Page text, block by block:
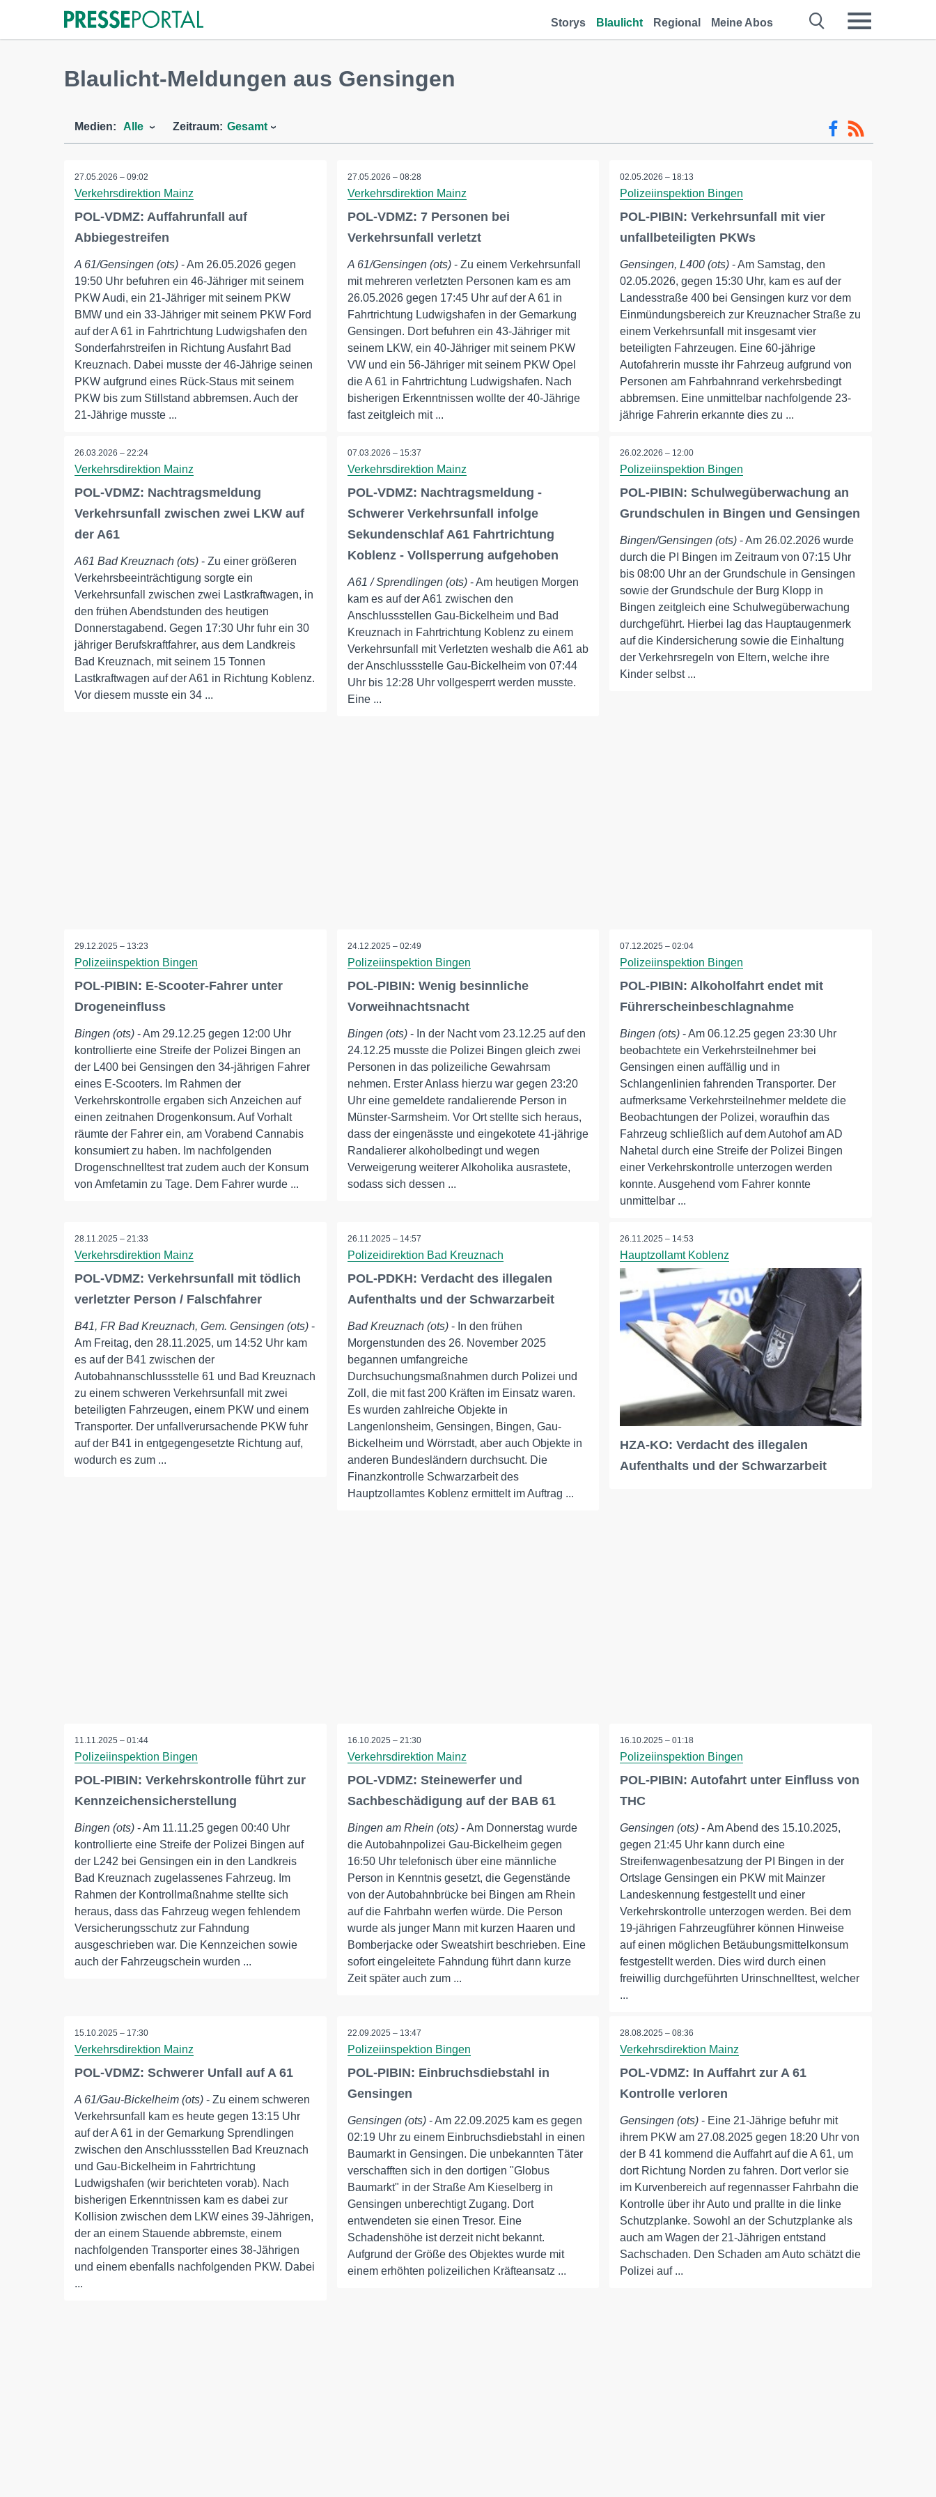
Storys Blaulicht Regional Meine Abos
Blaulicht-Meldungen aus Gensingen
Medien: Alle Zeitraum: Gesamt
27.05.2026 – 09:02
Verkehrsdirektion Mainz
POL-VDMZ: Auffahrunfall auf
Abbiegestreifen
A 61/Gensingen (ots) - Am 26.05.2026 gegen
19:50 Uhr befuhren ein 46-Jähriger mit seinem
PKW Audi, ein 21-Jähriger mit seinem PKW
BMW und ein 33-Jähriger mit seinem PKW Ford
auf der A 61 in Fahrtrichtung Ludwigshafen den
Sonderfahrstreifen in Richtung Ausfahrt Bad
Kreuznach. Dabei musste der 46-Jährige seinen
PKW aufgrund eines Rück-Staus mit seinem
PKW bis zum Stillstand abbremsen. Auch der
21-Jährige musste ...
27.05.2026 – 08:28
Verkehrsdirektion Mainz
POL-VDMZ: 7 Personen bei
Verkehrsunfall verletzt
A 61/Gensingen (ots)- Zu einem Verkehrsunfall
mit mehreren verletzten Personen kam es am
26.05.2026 gegen 17:45 Uhr auf der A 61 in
Fahrtrichtung Ludwigshafen in der Gemarkung
Gensingen. Dort befuhren ein 43-Jähriger mit
seinem LKW, ein 40-Jähriger mit seinem PKW
VW und ein 56-Jähriger mit seinem PKW Opel
die A 61 in Fahrtrichtung Ludwigshafen. Nach
bisherigen Erkenntnissen wollte der 40-Jährige
fast zeitgleich mit ...
02.05.2026 – 18:13
Polizeiinspektion Bingen
POL-PIBIN: Verkehrsunfall mit vier
unfallbeteiligten PKWs
Gensingen, L400 (ots) - Am Samstag, den
02.05.2026, gegen 15:30 Uhr, kam es auf der
Landesstraße 400 bei Gensingen kurz vor dem
Einmündungsbereich zur Kreuznacher Straße zu
einem Verkehrsunfall mit insgesamt vier
beteiligten Fahrzeugen. Eine 60-jährige
Autofahrerin musste ihr Fahrzeug aufgrund von
Personen am Fahrbahnrand verkehrsbedingt
abbremsen. Eine unmittelbar nachfolgende 23-
jährige Fahrerin erkannte dies zu ...
26.03.2026 – 22:24
Verkehrsdirektion Mainz
POL-VDMZ: Nachtragsmeldung
Verkehrsunfall zwischen zwei LKW auf
der A61
A61 Bad Kreuznach (ots) - Zu einer größeren
Verkehrsbeeinträchtigung sorgte ein
Verkehrsunfall zwischen zwei Lastkraftwagen, in
den frühen Abendstunden des heutigen
Donnerstagabend. Gegen 17:30 Uhr fuhr ein 30
jähriger Berufskraftfahrer, aus dem Landkreis
Bad Kreuznach, mit seinem 15 Tonnen
Lastkraftwagen auf der A61 in Richtung Koblenz.
Vor diesem musste ein 34 ...
07.03.2026 – 15:37
Verkehrsdirektion Mainz
POL-VDMZ: Nachtragsmeldung -
Schwerer Verkehrsunfall infolge
Sekundenschlaf A61 Fahrtrichtung
Koblenz - Vollsperrung aufgehoben
A61 / Sprendlingen (ots)- Am heutigen Morgen
kam es auf der A61 zwischen den
Anschlussstellen Gau-Bickelheim und Bad
Kreuznach in Fahrtrichtung Koblenz zu einem
Verkehrsunfall mit Verletzten weshalb die A61 ab
der Anschlussstelle Gau-Bickelheim von 07:44
Uhr bis 12:28 Uhr vollgesperrt werden musste.
Eine ...
26.02.2026 – 12:00
Polizeiinspektion Bingen
POL-PIBIN: Schulwegüberwachung an
Grundschulen in Bingen und Gensingen
Bingen/Gensingen (ots) - Am 26.02.2026 wurde
durch die PI Bingen im Zeitraum von 07:15 Uhr
bis 08:00 Uhr an der Grundschule in Gensingen
sowie der Grundschule der Burg Klopp in
Bingen zeitgleich eine Schulwegüberwachung
durchgeführt. Hierbei lag das Hauptaugenmerk
auf die Kindersicherung sowie die Einhaltung
der Verkehrsregeln von Eltern, welche ihre
Kinder selbst ...
29.12.2025 – 13:23
Polizeiinspektion Bingen
POL-PIBIN: E-Scooter-Fahrer unter
Drogeneinfluss
Bingen (ots) - Am 29.12.25 gegen 12:00 Uhr
kontrollierte eine Streife der Polizei Bingen an
der L400 bei Gensingen den 34-jährigen Fahrer
eines E-Scooters. Im Rahmen der
Verkehrskontrolle ergaben sich Anzeichen auf
einen zeitnahen Drogenkonsum. Auf Vorhalt
räumte der Fahrer ein, am Vorabend Cannabis
konsumiert zu haben. Im nachfolgenden
Drogenschnelltest trat zudem auch der Konsum
von Amfetamin zu Tage. Dem Fahrer wurde ...
24.12.2025 – 02:49
Polizeiinspektion Bingen
POL-PIBIN: Wenig besinnliche
Vorweihnachtsnacht
Bingen (ots)- In der Nacht vom 23.12.25 auf den
24.12.25 musste die Polizei Bingen gleich zwei
Personen in das polizeiliche Gewahrsam
nehmen. Erster Anlass hierzu war gegen 23:20
Uhr eine gemeldete randalierende Person in
Münster-Sarmsheim. Vor Ort stellte sich heraus,
dass der eingenässte und eingekotete 41-jährige
Randalierer alkoholbedingt und wegen
Verweigerung weiterer Alkoholika ausrastete,
sodass sich dessen ...
07.12.2025 – 02:04
Polizeiinspektion Bingen
POL-PIBIN: Alkoholfahrt endet mit
Führerscheinbeschlagnahme
Bingen (ots) - Am 06.12.25 gegen 23:30 Uhr
beobachtete ein Verkehrsteilnehmer bei
Gensingen einen auffällig und in
Schlangenlinien fahrenden Transporter. Der
aufmerksame Verkehrsteilnehmer meldete die
Beobachtungen der Polizei, woraufhin das
Fahrzeug schließlich auf dem Autohof am AD
Nahetal durch eine Streife der Polizei Bingen
einer Verkehrskontrolle unterzogen werden
konnte. Ausgehend vom Fahrer konnte
unmittelbar ...
28.11.2025 – 21:33
Verkehrsdirektion Mainz
POL-VDMZ: Verkehrsunfall mit tödlich
verletzter Person / Falschfahrer
B41, FR Bad Kreuznach, Gem. Gensingen (ots) -
Am Freitag, den 28.11.2025, um 14:52 Uhr kam
es auf der B41 zwischen der
Autobahnanschlussstelle 61 und Bad Kreuznach
zu einem schweren Verkehrsunfall mit zwei
beteiligten Fahrzeugen, einem PKW und einem
Transporter. Der unfallverursachende PKW fuhr
auf der B41 in entgegengesetzte Richtung auf,
wodurch es zum ...
26.11.2025 – 14:57
Polizeidirektion Bad Kreuznach
POL-PDKH: Verdacht des illegalen
Aufenthalts und der Schwarzarbeit
Bad Kreuznach (ots)- In den frühen
Morgenstunden des 26. November 2025
begannen umfangreiche
Durchsuchungsmaßnahmen durch Polizei und
Zoll, die mit fast 200 Kräften im Einsatz waren.
Es wurden zahlreiche Objekte in
Langenlonsheim, Gensingen, Bingen, Gau-
Bickelheim und Wörrstadt, aber auch Objekte in
anderen Bundesländern durchsucht. Die
Finanzkontrolle Schwarzarbeit des
Hauptzollamtes Koblenz ermittelt im Auftrag ...
26.11.2025 – 14:53
Hauptzollamt Koblenz
HZA-KO: Verdacht des illegalen
Aufenthalts und der Schwarzarbeit
11.11.2025 – 01:44
Polizeiinspektion Bingen
POL-PIBIN: Verkehrskontrolle führt zur
Kennzeichensicherstellung
Bingen (ots) - Am 11.11.25 gegen 00:40 Uhr
kontrollierte eine Streife der Polizei Bingen auf
der L242 bei Gensingen ein in den Landkreis
Bad Kreuznach zugelassenes Fahrzeug. Im
Rahmen der Kontrollmaßnahme stellte sich
heraus, dass das Fahrzeug wegen fehlendem
Versicherungsschutz zur Fahndung
ausgeschrieben war. Die Kennzeichen sowie
auch der Fahrzeugschein wurden ...
16.10.2025 – 21:30
Verkehrsdirektion Mainz
POL-VDMZ: Steinewerfer und
Sachbeschädigung auf der BAB 61
Bingen am Rhein (ots)- Am Donnerstag wurde
die Autobahnpolizei Gau-Bickelheim gegen
16:50 Uhr telefonisch über eine männliche
Person in Kenntnis gesetzt, die Gegenstände
von der Autobahnbrücke bei Bingen am Rhein
auf die Fahrbahn werfen würde. Die Person
wurde als junger Mann mit kurzen Haaren und
Bomberjacke oder Sweatshirt beschrieben. Eine
sofort eingeleitete Fahndung führt dann kurze
Zeit später auch zum ...
16.10.2025 – 01:18
Polizeiinspektion Bingen
POL-PIBIN: Autofahrt unter Einfluss von
THC
Gensingen (ots) - Am Abend des 15.10.2025,
gegen 21:45 Uhr kann durch eine
Streifenwagenbesatzung der PI Bingen in der
Ortslage Gensingen ein PKW mit Mainzer
Landeskennung festgestellt und einer
Verkehrskontrolle unterzogen werden. Bei dem
19-jährigen Fahrzeugführer können Hinweise
auf einen möglichen Betäubungsmittelkonsum
festgestellt werden. Dies wird durch einen
freiwillig durchgeführten Urinschnelltest, welcher
...
15.10.2025 – 17:30
Verkehrsdirektion Mainz
POL-VDMZ: Schwerer Unfall auf A 61
A 61/Gau-Bickelheim (ots) - Zu einem schweren
Verkehrsunfall kam es heute gegen 13:15 Uhr
auf der A 61 in der Gemarkung Sprendlingen
zwischen den Anschlussstellen Bad Kreuznach
und Gau-Bickelheim in Fahrtrichtung
Ludwigshafen (wir berichteten vorab). Nach
bisherigen Erkenntnissen kam es dabei zur
Kollision zwischen dem LKW eines 39-Jährigen,
der an einem Stauende abbremste, einem
nachfolgenden Transporter eines 38-Jährigen
und einem ebenfalls nachfolgenden PKW. Dabei
...
22.09.2025 – 13:47
Polizeiinspektion Bingen
POL-PIBIN: Einbruchsdiebstahl in
Gensingen
Gensingen (ots)- Am 22.09.2025 kam es gegen
02:19 Uhr zu einem Einbruchsdiebstahl in einen
Baumarkt in Gensingen. Die unbekannten Täter
verschafften sich in den dortigen "Globus
Baumarkt" in der Straße Am Kieselberg in
Gensingen unberechtigt Zugang. Dort
entwendeten sie einen Tresor. Eine
Schadenshöhe ist derzeit nicht bekannt.
Aufgrund der Größe des Objektes wurde mit
einem erhöhten polizeilichen Kräfteansatz ...
28.08.2025 – 08:36
Verkehrsdirektion Mainz
POL-VDMZ: In Auffahrt zur A 61
Kontrolle verloren
Gensingen (ots) - Eine 21-Jährige befuhr mit
ihrem PKW am 27.08.2025 gegen 18:20 Uhr von
der B 41 kommend die Auffahrt auf die A 61, um
dort Richtung Norden zu fahren. Dort verlor sie
im Kurvenbereich auf regennasser Fahrbahn die
Kontrolle über ihr Auto und prallte in die linke
Schutzplanke. Sowohl an der Schutzplanke als
auch am Wagen der 21-Jährigen entstand
Sachschaden. Den Schaden am Auto schätzt die
Polizei auf ...